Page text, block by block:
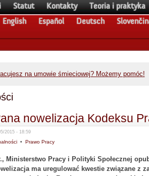
Statut Kontakty Teoria i praktyka
English Español Deutsch
na umowie śmieciowej? Możemy pomóc!
nowelizacja Kodeksu
2015 - 18:59
• Prawo Pracy
Ministerstwo Pracy i Polityki Społecznej
ma uregulować kwestie związane z